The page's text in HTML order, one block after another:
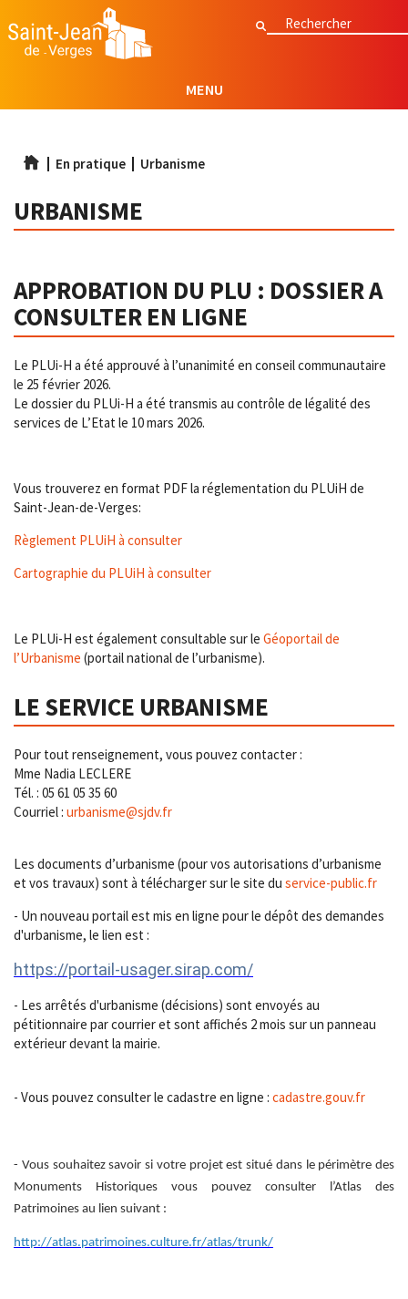
au
contenu
Rechercher
Rechercher
MENU
En pratique Urbanisme
URBANISME
APPROBATION DU PLU : DOSSIER A
CONSULTER EN LIGNE
Le PLUi-H a été approuvé à l’unanimité en conseil communautaire
le 25 février 2026.
Le dossier du PLUi-H a été transmis au contrôle de légalité des
services de L’Etat le 10 mars 2026.
Vous trouverez en format PDF la réglementation du PLUiH de
Saint-Jean-de-Verges:
Règlement PLUiH à consulter
Cartographie du PLUiH à consulter
Le PLUi-H est également consultable sur le Géoportail de
l’Urbanisme (portail national de l’urbanisme).
LE SERVICE URBANISME
Pour tout renseignement, vous pouvez contacter :
Mme Nadia LECLERE
Tél. : 05 61 05 35 60
Courriel : urbanisme@sjdv.fr
Les documents d’urbanisme (pour vos autorisations d’urbanisme
et vos travaux) sont à télécharger sur le site du service-public.fr
- Un nouveau portail est mis en ligne pour le dépôt des demandes
d'urbanisme, le lien est :
https://portail-usager.sirap.com/
- Les arrêtés d'urbanisme (décisions) sont envoyés au
pétitionnaire par courrier et sont affichés 2 mois sur un panneau
extérieur devant la mairie.
- Vous pouvez consulter le cadastre en ligne : cadastre.gouv.fr
- Vous souhaitez savoir si votre projet est situé dans le périmètre des
Monuments Historiques vous pouvez consulter l’Atlas des
Patrimoines au lien suivant :
http://atlas.patrimoines.culture.fr/atlas/trunk/